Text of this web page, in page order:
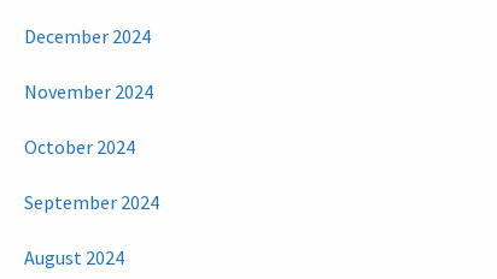
December 2024
November 2024
October 2024
September 2024
August 2024